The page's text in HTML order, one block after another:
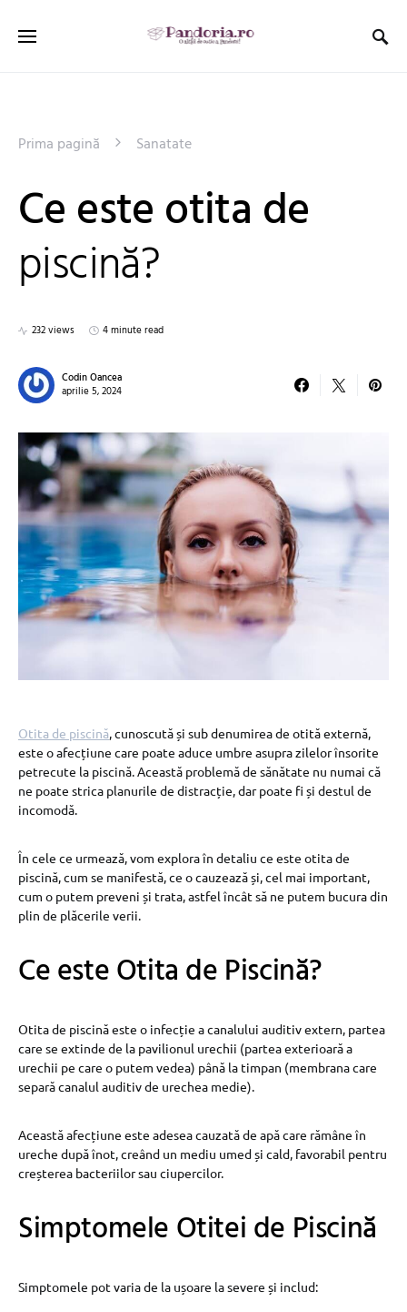
Prima pagină Sanatate
Ce este otita de
piscină?
232 views 4 minute read
Codin Oancea
aprilie 5, 2024
Otita de piscină, cunoscută și sub denumirea de otită externă,
este o afecțiune care poate aduce umbre asupra zilelor însorite
petrecute la piscină. Această problemă de sănătate nu numai că
ne poate strica planurile de distracție, dar poate fi și destul de
incomodă.
În cele ce urmează, vom explora în detaliu ce este otita de
piscină, cum se manifestă, ce o cauzează și, cel mai important,
cum o putem preveni și trata, astfel încât să ne putem bucura din
plin de plăcerile verii.
Ce este Otita de Piscină?
Otita de piscină este o infecție a canalului auditiv extern, partea
care se extinde de la pavilionul urechii (partea exterioară a
urechii pe care o putem vedea) până la timpan (membrana care
separă canalul auditiv de urechea medie).
Această afecțiune este adesea cauzată de apă care rămâne în
ureche după înot, creând un mediu umed și cald, favorabil pentru
creșterea bacteriilor sau ciupercilor.
Simptomele Otitei de Piscină
Simptomele pot varia de la ușoare la severe și includ: